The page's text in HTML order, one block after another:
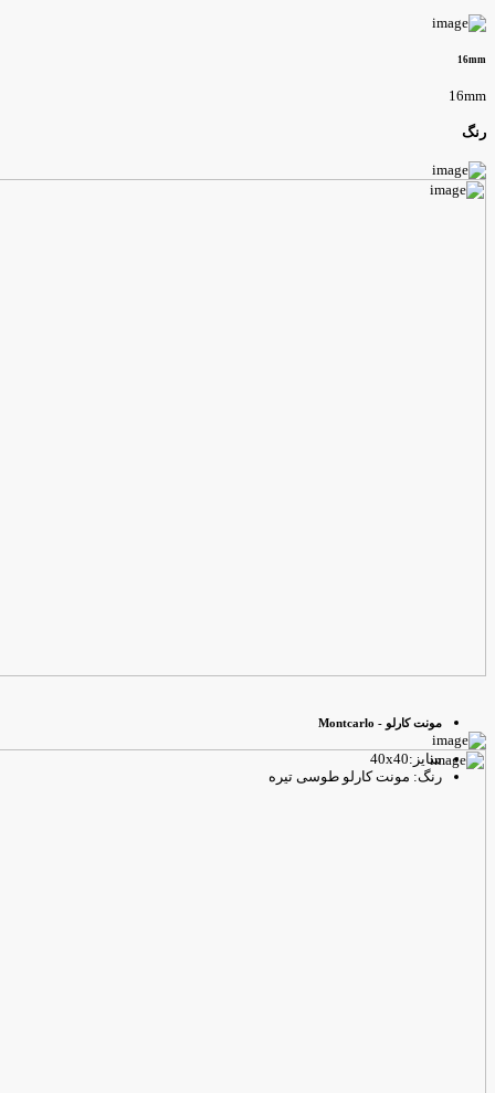
مونت کارلو - Montcarlo
سایز:40x40
رنگ: مونت کارلو طوسی تیره